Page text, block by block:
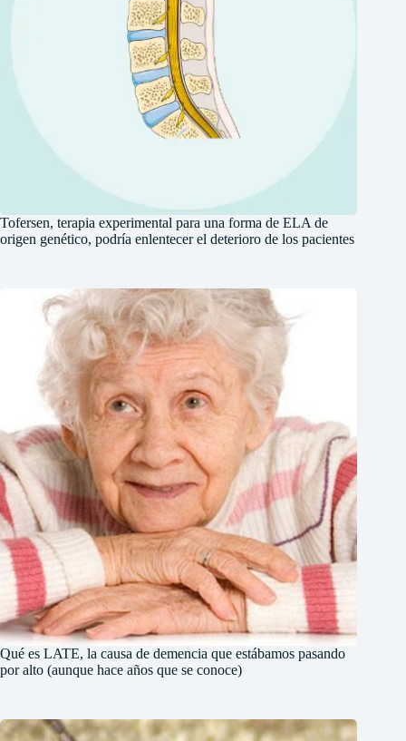
Tofersen, terapia experimental para una forma de ELA de
origen genético, podría enlentecer el deterioro de los pacientes
Qué es LATE, la causa de demencia que estábamos pasando
por alto (aunque hace años que se conoce)